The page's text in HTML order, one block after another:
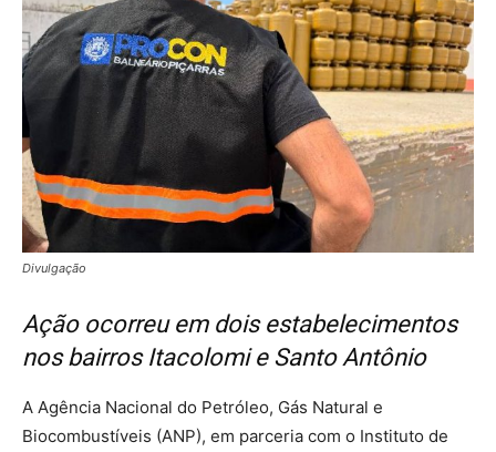
Divulgação
Ação ocorreu em dois estabelecimentos
nos bairros Itacolomi e Santo Antônio
A Agência Nacional do Petróleo, Gás Natural e
Biocombustíveis (ANP), em parceria com o Instituto de